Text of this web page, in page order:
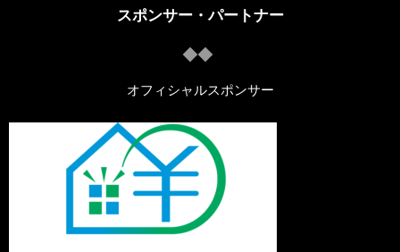
スポンサー・パートナー
オフィシャルスポンサー